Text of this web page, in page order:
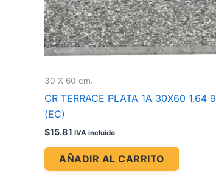
30 X 60 cm.
CR TERRACE PLATA 1A 30X60 1.64 9
(EC)
$15.81 IVA incluido
AÑADIR AL CARRITO